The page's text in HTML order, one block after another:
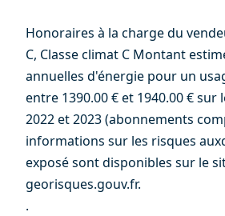
Honoraires à la charge du
C, Classe climat C Montant
annuelles d'énergie pour un
entre 1390.00 € et 1940.00 € sur
2022 et 2023 (abonnements
informations sur les risques
exposé sont disponibles sur le
georisques.gouv.fr.
.